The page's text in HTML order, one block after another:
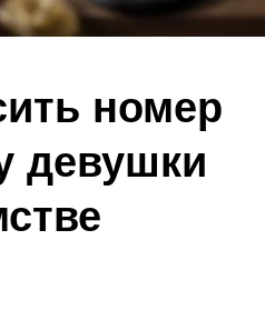
номер
девушки